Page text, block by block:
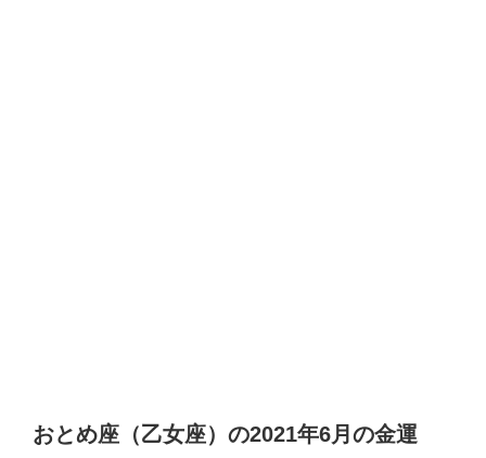
おとめ座（乙女座）の2021年6月の金運